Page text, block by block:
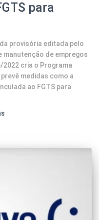
para
provisória editada pelo
manutenção de empregos
2022 cria o Programa
medidas como a
ao FGTS para